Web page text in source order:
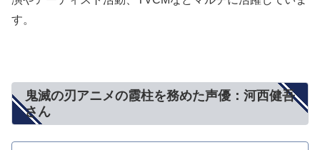
す。
鬼滅の刃アニメの霞柱を務めた声優：河西健吾
さん